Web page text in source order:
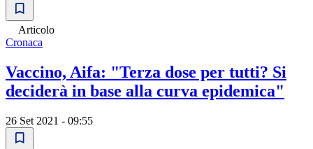
Articolo
Cronaca
Vaccino, Aifa: "Terza dose per tutti? Si
deciderà in base alla curva epidemica"
26 Set 2021 - 09:55